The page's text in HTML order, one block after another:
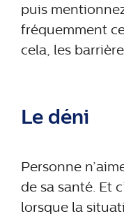
puis
fréquemment
cela, les
Le déni
Personne
de sa santé. Et
lorsque la